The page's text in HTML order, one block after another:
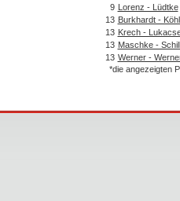
9 Lorenz - Lüdtke
13 Burkhardt -
13 Krech -
13 Maschke -
13 Werner -
*die angezeigten